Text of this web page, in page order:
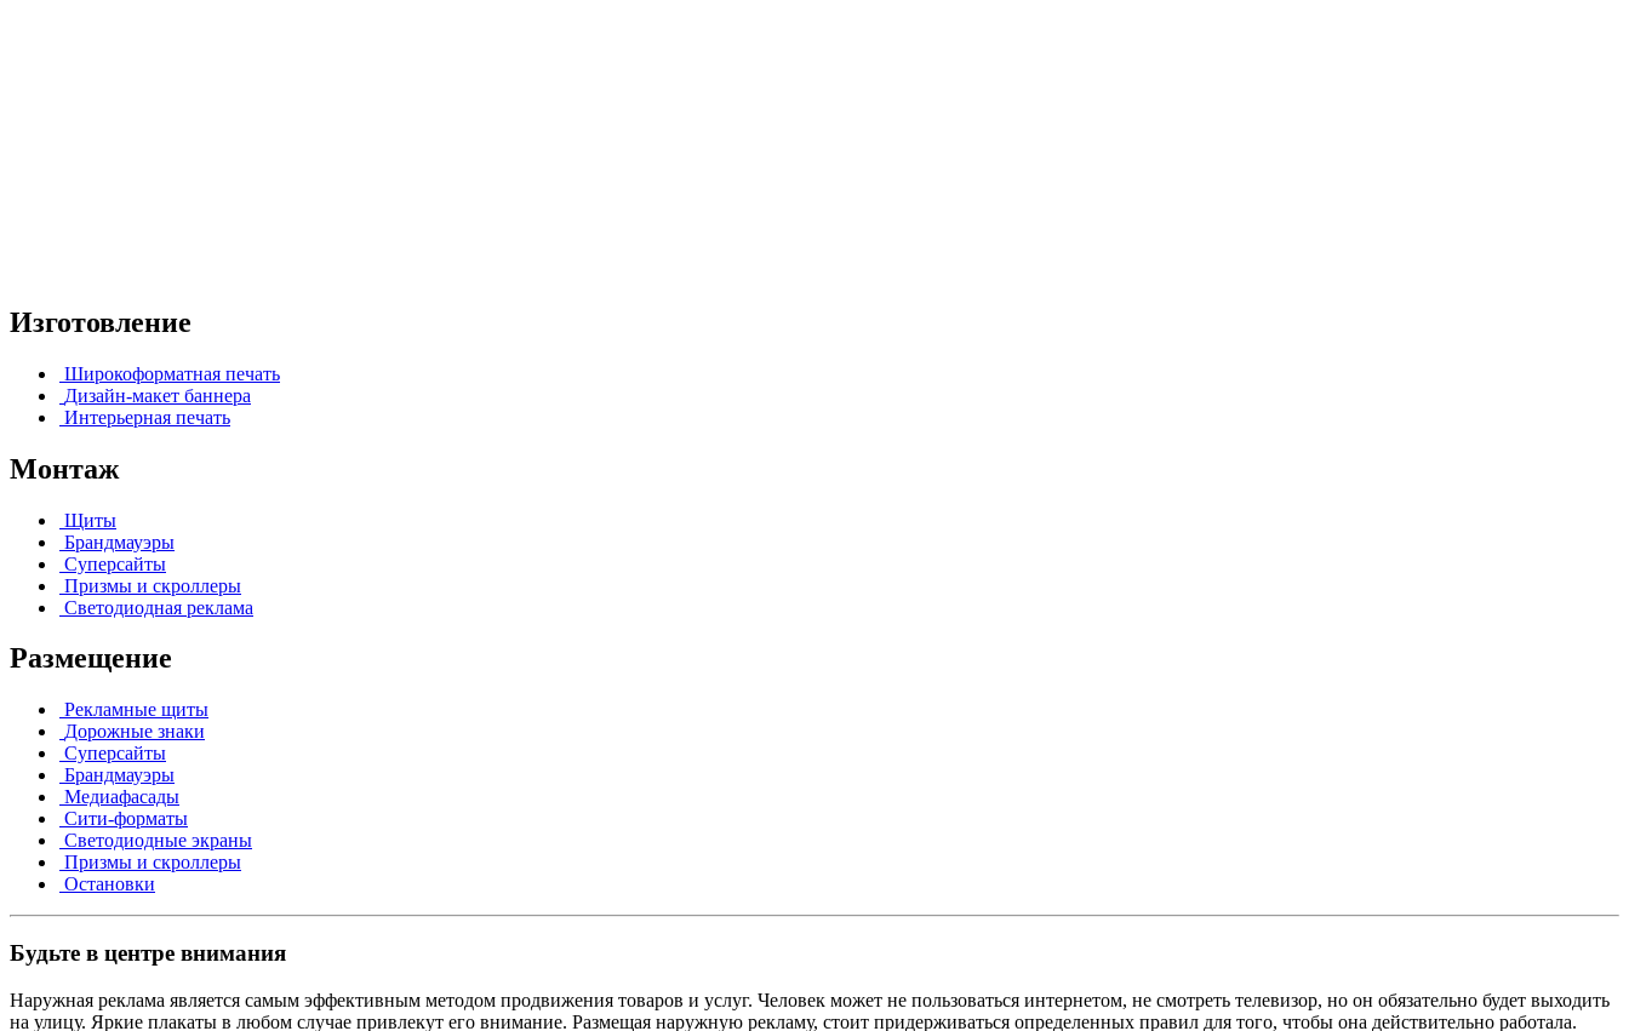
Изготовление
Широкоформатная печать
Дизайн-макет баннера
Интерьерная печать
Монтаж
Щиты
Брандмауэры
Суперсайты
Призмы и скроллеры
Светодиодная реклама
Размещение
Рекламные щиты
Дорожные знаки
Суперсайты
Брандмауэры
Медиафасады
Сити-форматы
Светодиодные экраны
Призмы и скроллеры
Остановки
Будьте в центре внимания
Наружная реклама является самым эффективным методом продвижения товаров и услуг. Человек может не пользоваться интернетом, не смотреть телевизор, но он обязательно будет выходить
на улицу. Яркие плакаты в любом случае привлекут его внимание. Размещая наружную рекламу, стоит придерживаться определенных правил для того, чтобы она действительно работала.